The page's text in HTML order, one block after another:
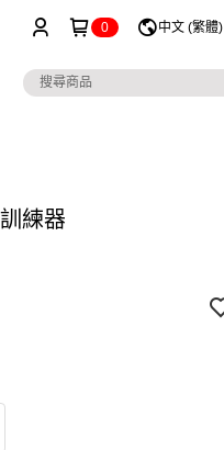
0 中文 (繁體)
練器